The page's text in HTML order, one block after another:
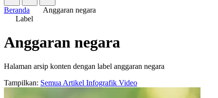
Beranda
Anggaran negara
Label
Anggaran negara
Halaman arsip konten dengan label anggaran negara
Tampilkan: Semua Artikel Infografik Video